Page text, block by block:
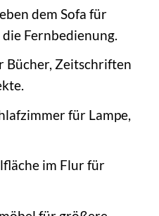
dem Sofa für
Fernbedienung.
Bücher, Zeitschriften
für Lampe,
im Flur für